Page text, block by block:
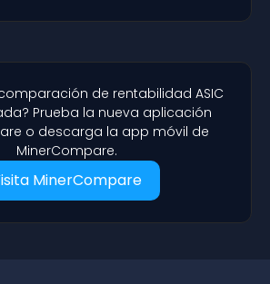
de rentabilidad ASIC
Prueba la nueva aplicación
o descarga la app móvil de
MinerCompare.
MinerCompare